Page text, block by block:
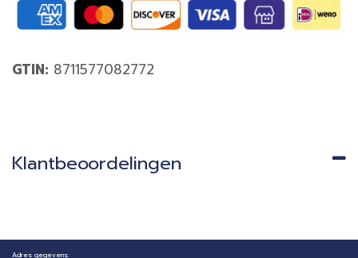
GTIN: 8711577082772
Klantbeoordelingen
Adres gegevens: